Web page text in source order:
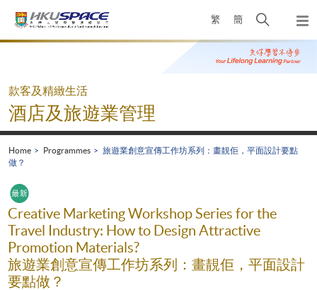
繁 簡
Open
search
panel
Main
款客及精緻生活
酒店及旅遊業管理
Home Programmes
旅遊業創意宣傳工作坊系列：畫靚佢，平面設計要點
做？
Creative Marketing Workshop Series for the
Travel Industry: How to Design Attractive
Promotion Materials?
旅遊業創意宣傳工作坊系列：畫靚佢，平面設計
要點做？